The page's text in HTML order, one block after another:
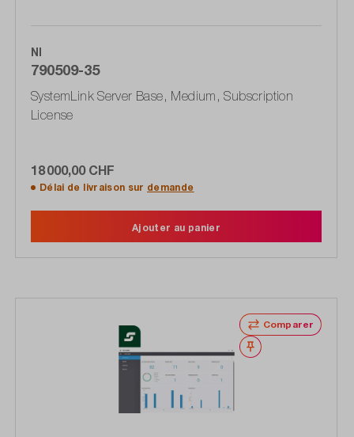
NI
790509-35
SystemLink Server Base, Medium, Subscription
License
18 000,00 CHF
Délai de livraison sur demande
Ajouter au panier
Comparer
Noter